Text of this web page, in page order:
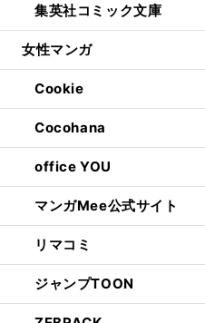
集英社コミック文庫
女性マンガ
Cookie
Cocohana
office YOU
マンガMee公式サイト
リマコミ
ジャンプTOON